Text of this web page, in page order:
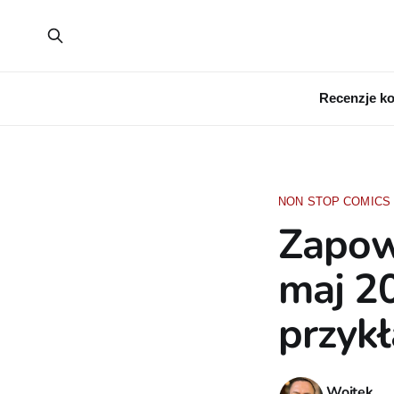
Recenzje
NON STOP COMICS
maj